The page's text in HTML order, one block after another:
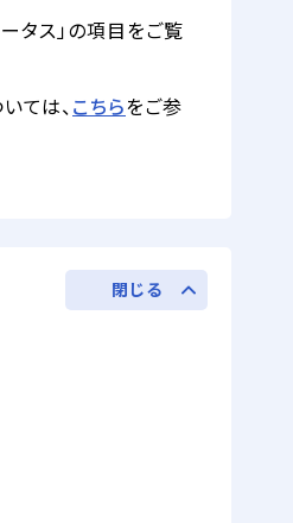
タス」の項目をご覧
ては、 こちらをご参
閉じる